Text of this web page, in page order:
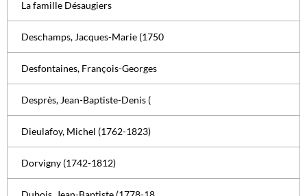
La famille Désaugiers
Deschamps, Jacques-Marie (1750
Desfontaines, François-Georges
Desprès, Jean-Baptiste-Denis (
Dieulafoy, Michel (1762-1823)
Dorvigny (1742-1812)